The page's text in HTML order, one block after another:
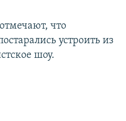
что
устроить из
шоу.